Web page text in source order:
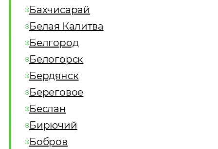
Бахчисарай
Белая Калитва
Белгород
Белогорск
Бердянск
Береговое
Беслан
Бирючий
Бобров